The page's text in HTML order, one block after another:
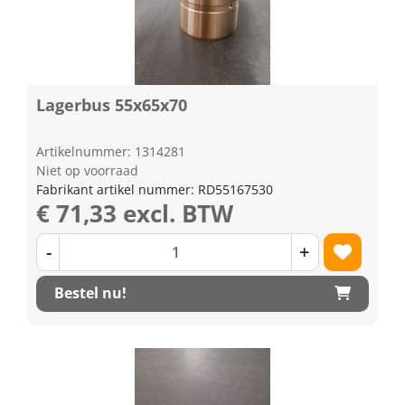
Lagerbus 55x65x70
Artikelnummer: 1314281
Niet op voorraad
Fabrikant artikel nummer: RD55167530
€ 71,33 excl. BTW
- +
Bestel nu!